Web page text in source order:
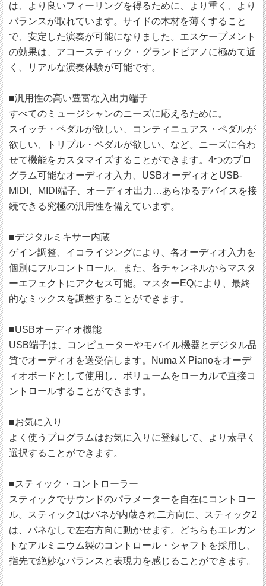
は、より良いフィーリングを得るために、より重く、より
バランスが取れています。サイドの木材を薄くすること
で、安定した演奏が可能になりました。エスケープメント
の効果は、アコースティック・グランドピアノに極めて近
く、リアルな演奏体験が可能です。
■汎用性の高い豊富な入出力端子
すべてのミュージシャンのニーズに応えるために。
スイッチ・ペダルが欲しい、コンティニュアス・ペダルが
欲しい、トリプル・ペダルが欲しい、など。ニーズに合わ
せて機能をカスタマイズすることができます。4つのプロ
グラム可能なオーディオ入力、USBオーディオとUSB-
MIDI、MIDI端子、オーディオ出力…あらゆるデバイスを接
続できる究極の汎用性を備えています。
■デジタルミキサー内蔵
ゲイン調整、イコライジングにより、各オーディオ入力を
個別にフルコントロール。また、各チャンネルからマスタ
ーエフェクトにアクセス可能。マスターEQにより、最終
的なミックスを調整することができます。
■USBオーディオ機能
USB端子は、コンピューターやモバイル機器とデジタル品
質でオーディオを送受信します。Numa X Pianoをオーデ
ィオボードとして使用し、ボリュームをローカルで直接コ
ントロールすることができます。
■お気に入り
よく使うプログラムはお気に入りに登録して、より素早く
選択することができます。
■スティック・コントローラー
スティックでサウンドのパラメーターを自在にコントロー
ル。スティック1はバネが内蔵され二方向に、スティック2
は、バネなしで左右方向に動かせます。どちらもエレガン
トなアルミニウム製のコントロール・シャフトを採用し、
指先で絶妙なバランスと表現力を感じることができます。